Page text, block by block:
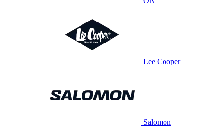
Lee Cooper
Salomon